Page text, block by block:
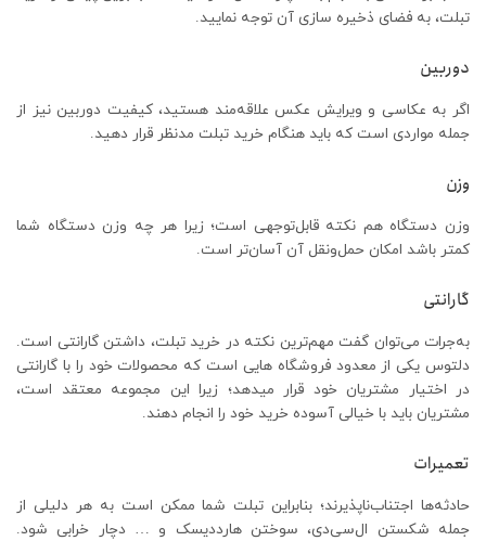
تبلت، به فضای ذخیره سازی آن توجه نمایید.
دوربین
اگر به عکاسی و ویرایش عکس علاقه‌مند هستید، کیفیت دوربین نیز از
جمله مواردی است که باید هنگام خرید تبلت مدنظر قرار دهید.
وزن
وزن دستگاه هم نکته قابل‌توجهی است؛ زیرا هر چه وزن دستگاه شما
کمتر باشد امکان حمل‌ونقل آن آسان‌تر است.
گارانتی
به‌جرات می‌توان گفت مهم‌ترین نکته در خرید تبلت، داشتن گارانتی است.
دلتوس یکی از معدود فروشگاه هایی است که محصولات خود را با گارانتی
در اختیار مشتریان خود قرار میدهد؛ زیرا این مجموعه معتقد است،
مشتریان باید با خیالی آسوده خرید خود را انجام دهند.
تعمیرات
حادثه‌ها اجتناب‌ناپذیرند؛ بنابراین تبلت شما ممکن است به هر دلیلی از
جمله شکستن ال‌سی‌دی، سوختن هارددیسک و … دچار خرابی شود.